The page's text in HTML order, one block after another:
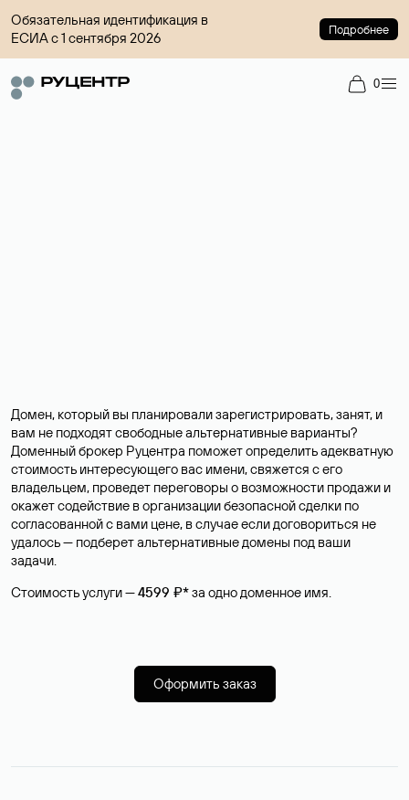
Обязательная идентификация в
ЕСИА с 1 сентября 2026
Подробнее
0
Домен, который вы планировали зарегистрировать, занят, и
вам не подходят свободные альтернативные варианты?
Доменный брокер Руцентра поможет определить адекватную
стоимость интересующего вас имени, свяжется с его
владельцем, проведет переговоры о возможности продажи и
окажет содействие в организации безопасной сделки по
согласованной с вами цене, в случае если договориться не
удалось — подберет альтернативные домены под ваши
задачи.
Стоимость услуги —4599 ₽*за одно доменное имя.
Оформить заказ